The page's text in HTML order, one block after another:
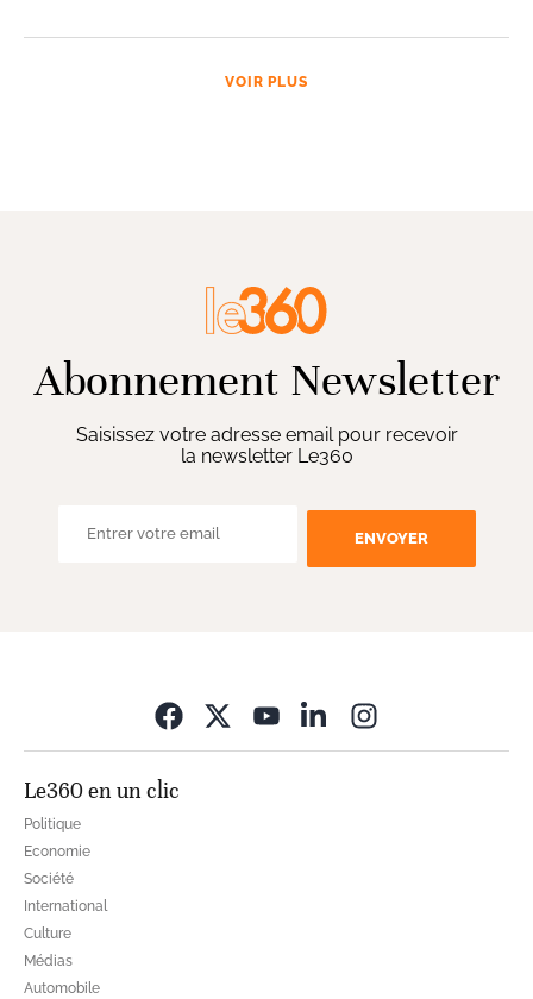
VOIR PLUS
Abonnement Newsletter
Saisissez votre adresse email pour recevoir
la newsletter Le360
ENVOYER
Le360 en un clic
Politique
Economie
Société
International
Culture
Médias
Automobile